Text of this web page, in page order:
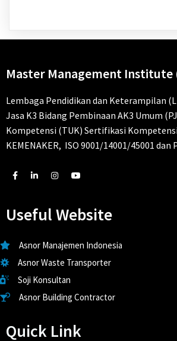
Master Management Institute
Lembaga Pendidikan dan Keterampilan
Jasa K3 Bidang Pembinaan AK3 Umum
Kompetensi (TUK) Sertifikasi Kompetensi
KEMENAKER, ISO 9001/14001/45001 dan
Useful Website
Asnor Manajemen Indonesia
Asnor Waste Transporter
Soji Konsultan
Asnor Building Contractor
Quick Link